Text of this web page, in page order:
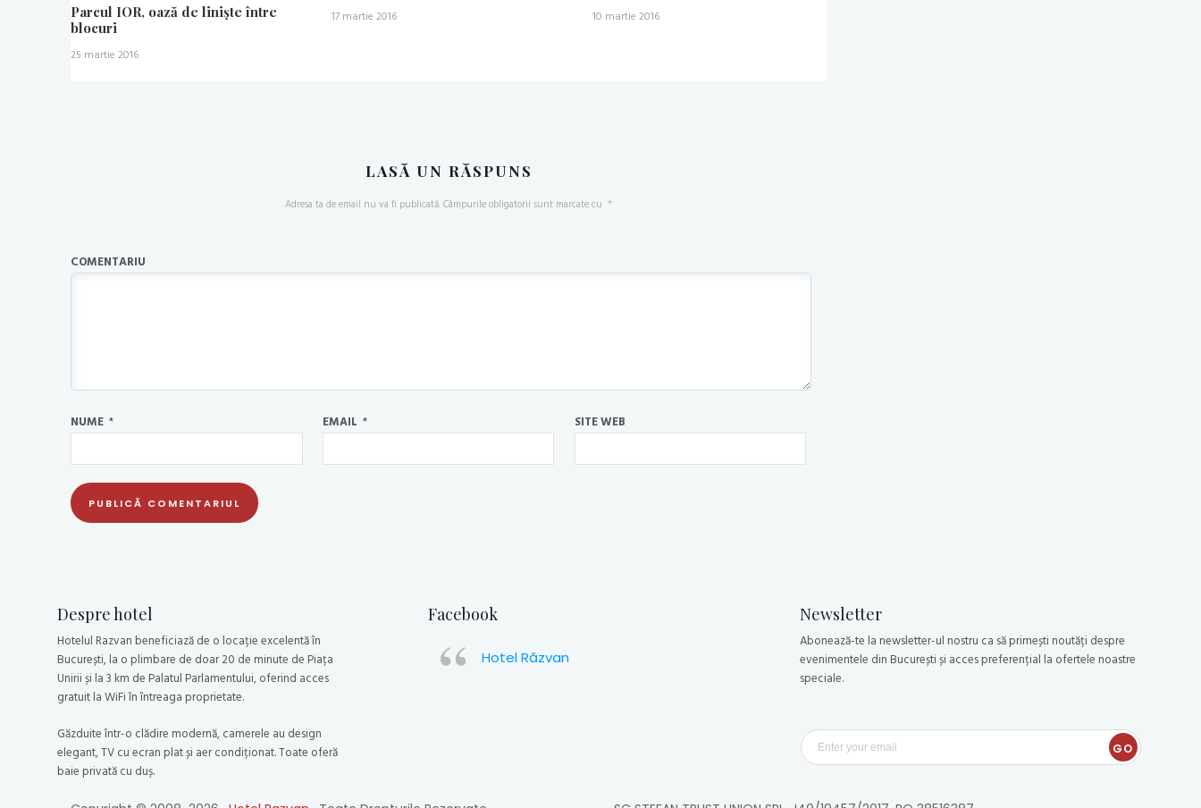
Parcul IOR, oază de liniște între
blocuri
25 martie 2016
17 martie 2016 10 martie 2016
LASĂ UN RĂSPUNS
Adresa ta de email nu va fi publicată.Câmpurile obligatorii sunt marcate cu *
COMENTARIU
NUME * EMAIL * SITE WEB
Despre hotel
Hotelul Razvan beneficiază de o locație excelentă în
București, la o plimbare de doar 20 de minute de Piața
Unirii și la 3 km de Palatul Parlamentului, oferind acces
gratuit la WiFi în întreaga proprietate.
Găzduite într-o clădire modernă, camerele au design
elegant, TV cu ecran plat și aer condiționat. Toate oferă
baie privată cu duș.
Facebook
Hotel Răzvan
Newsletter
Abonează-te la newsletter-ul nostru ca să primești noutăți despre
evenimentele din București și acces preferențial la ofertele noastre
speciale.
GO